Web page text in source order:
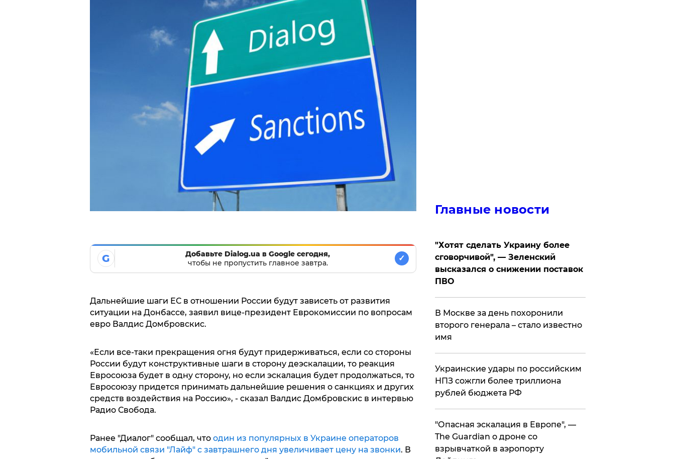
G
Добавьте Dialog.ua в Google сегодня,
чтобы не пропустить главное завтра.
✓
Дальнейшие шаги ЕС в отношении России будут зависеть от развития
ситуации на Донбассе, заявил вице-президент Еврокомиссии по вопросам
евро Валдис Домбровскис.
«Если все-таки прекращения огня будут придерживаться, если со стороны
России будут конструктивные шаги в сторону деэскалации, то реакция
Евросоюза будет в одну сторону, но если эскалация будет продолжаться, то
Евросоюзу придется принимать дальнейшие решения о санкциях и других
средств воздействия на Россию», - сказал Валдис Домбровскис в интервью
Радио Свобода.
Ранее "Диалог" сообщал, что один из популярных в Украине операторов
мобильной связи "Лайф" с завтрашнего дня увеличивает цену на звонки. В
Главные новости
​"Хотят сделать Украину более
сговорчивой", — Зеленский
высказался о снижении поставок
ПВО
В Москве за день похоронили
второго генерала – стало известно
имя
Украинские удары по российским
НПЗ сожгли более триллиона
рублей бюджета РФ
"Опасная эскалация в Европе", —
The Guardian о дроне со
взрывчаткой в аэропорту